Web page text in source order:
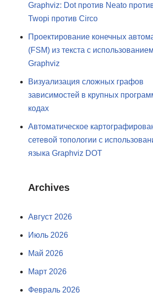
Graphviz: Dot против Neato
Twopi против Circo
Проектирование конечных
(FSM) из текста с использованием
Graphviz
Визуализация сложных графов
зависимостей в крупных
кодах
Автоматическое
сетевой топологии с
языка Graphviz DOT
Archives
Август 2026
Июль 2026
Май 2026
Март 2026
Февраль 2026